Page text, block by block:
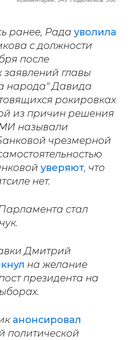
ранее, Рада уволила
с должности
после
заявлений главы
народа" Давида
рокировках
из причин решения
называли
чрезмерной
уверяют, что
нет.
стал
Дмитрий
на желание
президента на
анонсировал
политической